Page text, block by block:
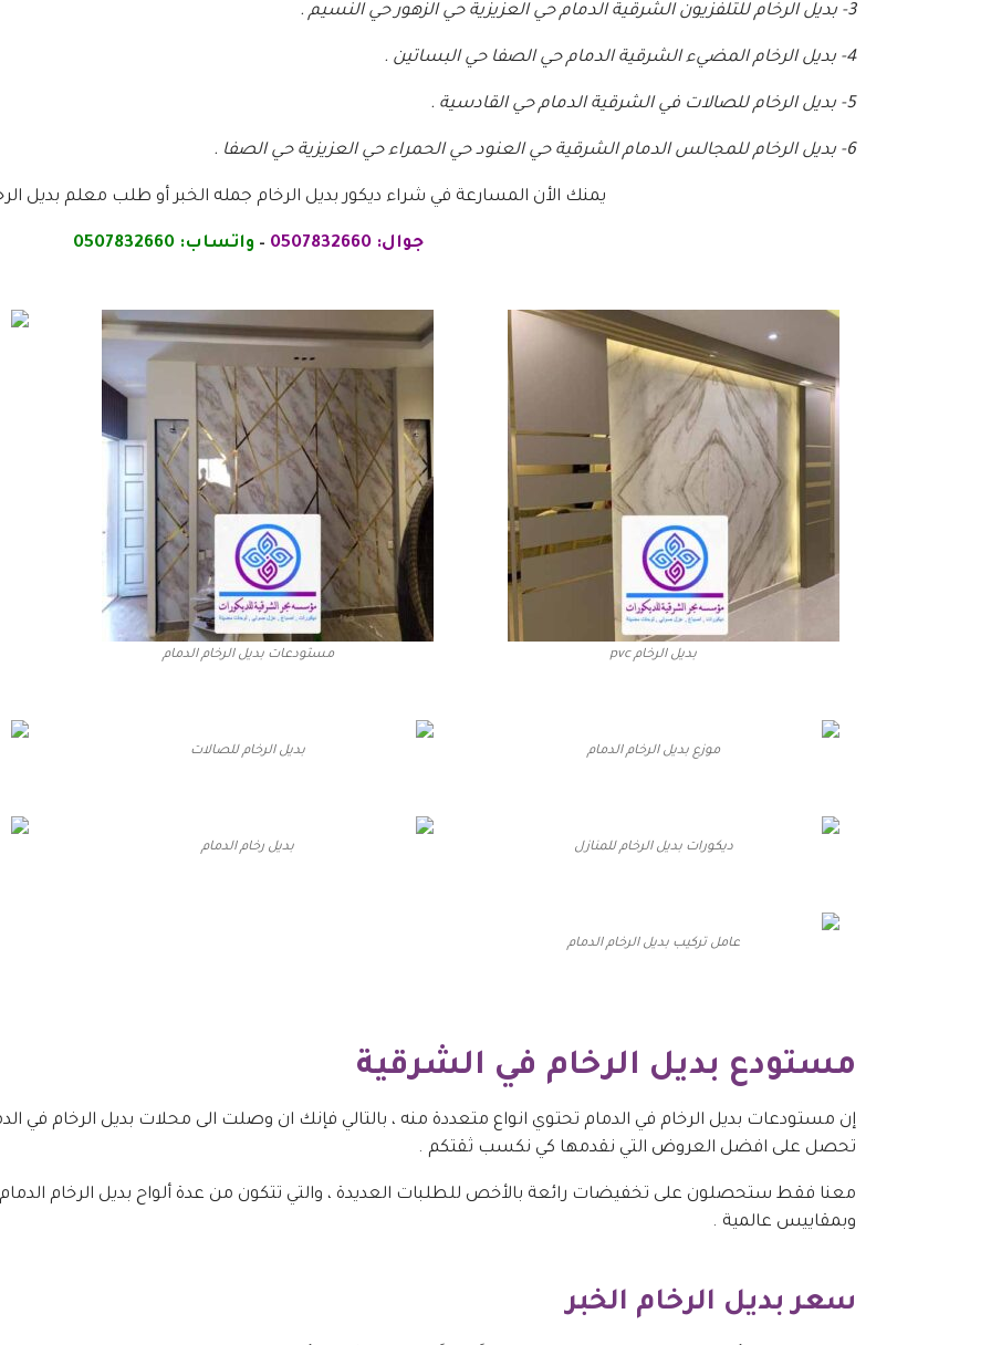
3- بديل الرخام للتلفزيون الشرقية الدمام حي العزيزية حي الزهور حي النسيم .
4- بديل الرخام المضيء الشرقية الدمام حي الصفا حي البساتين .
5- بديل الرخام للصالات في الشرقية الدمام حي القادسية .
6- بديل الرخام للمجالس الدمام الشرقية حي العنود حي الحمراء حي العزيزية حي الصفا .
يمنك الأن المسارعة في شراء ديكور بديل الرخام جمله الخبر أو طلب معلم بديل
جوال:0507832660
– واتساب:0507832660
بديل الرخام pvc مستودعات بديل الرخام الدمام
موزع بديل الرخام الدمام بديل الرخام للصالات
ديكورات بديل الرخام للمنازل بديل رخام الدمام
عامل تركيب بديل الرخام الدمام
مستودع بديل الرخام في الشرقية
إن مستودعات بديل الرخام في الدمام تحتوي انواع متعددة منه ، بالتالي فإنك ان وصلت الى محلات بديل الرخام
تحصل على افضل العروض التي نقدمها كي نكسب ثقتكم .
معنا فقط ستحصلون على تخفيضات رائعة بالأخص للطلبات العديدة ، والتي تتكون من عدة ألواح بديل الرخام الدمام ،
وبمقاييس عالمية .
سعر بديل الرخام الخبر